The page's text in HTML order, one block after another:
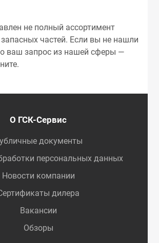
не полный ассортимент
частей. Если вы не нашли
ваш запрос из нашей сферы —
О ГСК-Сервис
документы
персональных данных
Новости компании
дилера
Вакансии
Обзоры